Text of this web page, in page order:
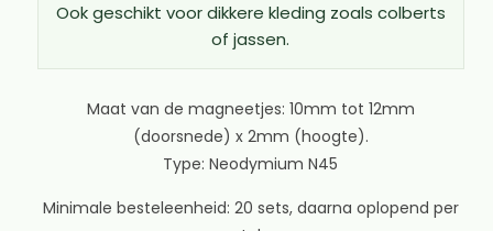
Ook geschikt voor dikkere kleding zoals colberts
of jassen.
Maat van de magneetjes: 10mm tot 12mm
(doorsnede) x 2mm (hoogte).
Type: Neodymium N45
Minimale besteleenheid: 20 sets, daarna oplopend per